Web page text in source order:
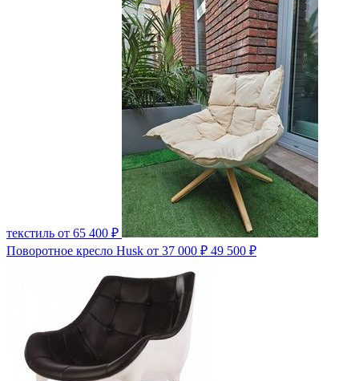
текстиль от 65 400 ₽
Поворотное кресло Husk от 37 000 ₽ 49 500 ₽